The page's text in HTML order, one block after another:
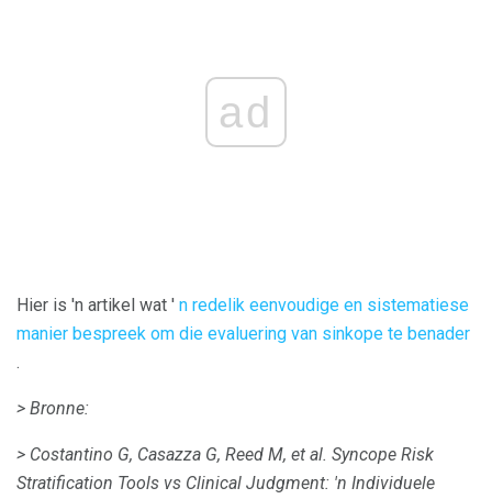
ad
Hier is 'n artikel wat ' n redelik eenvoudige en sistematiese
manier bespreek om die evaluering van sinkope te benader
.
> Bronne:
> Costantino G, Casazza G, Reed M, et al. Syncope Risk
Stratification Tools vs Clinical Judgment: 'n Individuele